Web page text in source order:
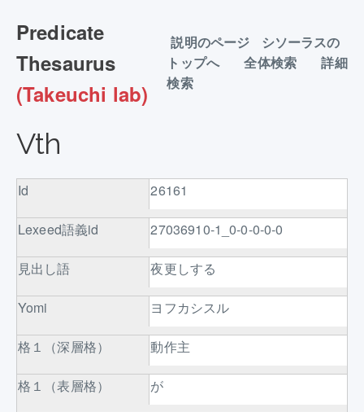
Predicate
Thesaurus
(Takeuchi lab)
説明のページ
シソーラスの
トップへ
全体検索
詳細
検索
Vth
Id 26161
Lexeed語義id 27036910-1_0-0-0-0-0
見出し語 夜更しする
Yomi ヨフカシスル
格１（深層格） 動作主
格１（表層格） が